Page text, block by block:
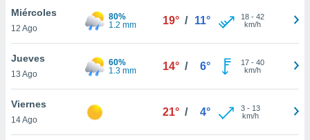
Miércoles
12 Ago
80%
1.2 mm
19° / 11° 18- 42
km/h
Jueves
13 Ago
60%
1.3 mm
14° / 6° 17- 40
km/h
Viernes
14 Ago
21° / 4° 3- 13
km/h